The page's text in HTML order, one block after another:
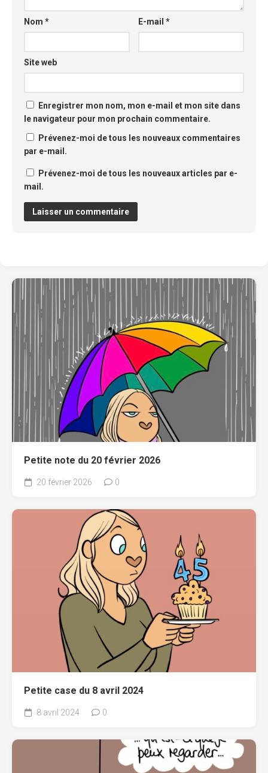
Nom * E-mail*
Site web
Enregistrer mon nom, mon e-mail et mon site dans
le navigateur pour mon prochain commentaire.
Prévenez-moi de tous les nouveaux commentaires
par e-mail.
Prévenez-moi de tous les nouveaux articles par e-
mail.
Petite note du 20 février 2026
20 février 2026 0
Petite case du 8 avril 2024
8 avril 2024 0